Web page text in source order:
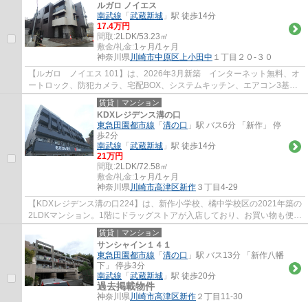
ルガロ ノイエス
南武線 「 武蔵新城 」駅 徒歩14分
17.4万円
間取:2LDK/53.23㎡
敷金/礼金:1ヶ月/1ヶ月
神奈川県川崎市中原区上小田中 １丁目２０-３０
【ルガロ ノイエス 101】は、2026年3月新築 インターネット無料、オ
ートロック、防犯カメラ、宅配BOX、システムキッチン、エアコン3基、
洗髪洗面台、追焚、温水洗浄便座、バス乾燥等...
賃貸｜マンション
KDXレジデンス溝の口
東急田園都市線 「 溝の口 」駅 バス6分 「新作」 停
歩2分
南武線 「 武蔵新城 」駅 徒歩14分
21万円
間取:2LDK/72.58㎡
敷金/礼金:1ヶ月/1ヶ月
神奈川県川崎市高津区新作 ３丁目4-29
【KDXレジデンス溝の口224】は、新作小学校、橘中学校区の2021年築の
2LDKマンション。1階にドラッグストアが入店しており、お買い物も便利
にできます。オートロック、エレベーター、宅...
賃貸｜マンション
サンシャイン１４１
東急田園都市線 「 溝の口 」駅 バス13分 「新作八幡
下」 停歩3分
南武線 「 武蔵新城 」駅 徒歩20分
過去掲載物件
神奈川県川崎市高津区新作 ２丁目11-30